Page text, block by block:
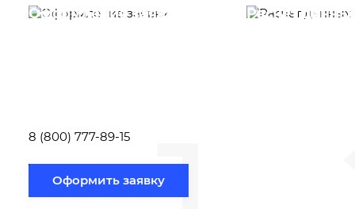
Оформление заявки
8 (800) 777-89-15
Оформить заявку
Расчет